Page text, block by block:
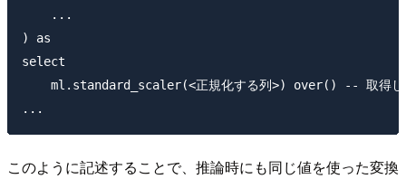
    ...
) as
select
ml.standard_scaler(<正規化する列>) over() -- 取得し
このように記述することで、推論時にも同じ値を使った変換